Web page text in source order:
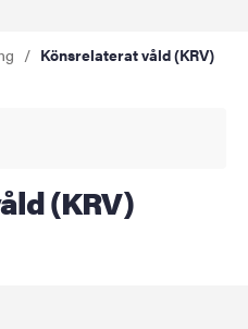
Könsrelaterat våld (KRV)
(KRV)